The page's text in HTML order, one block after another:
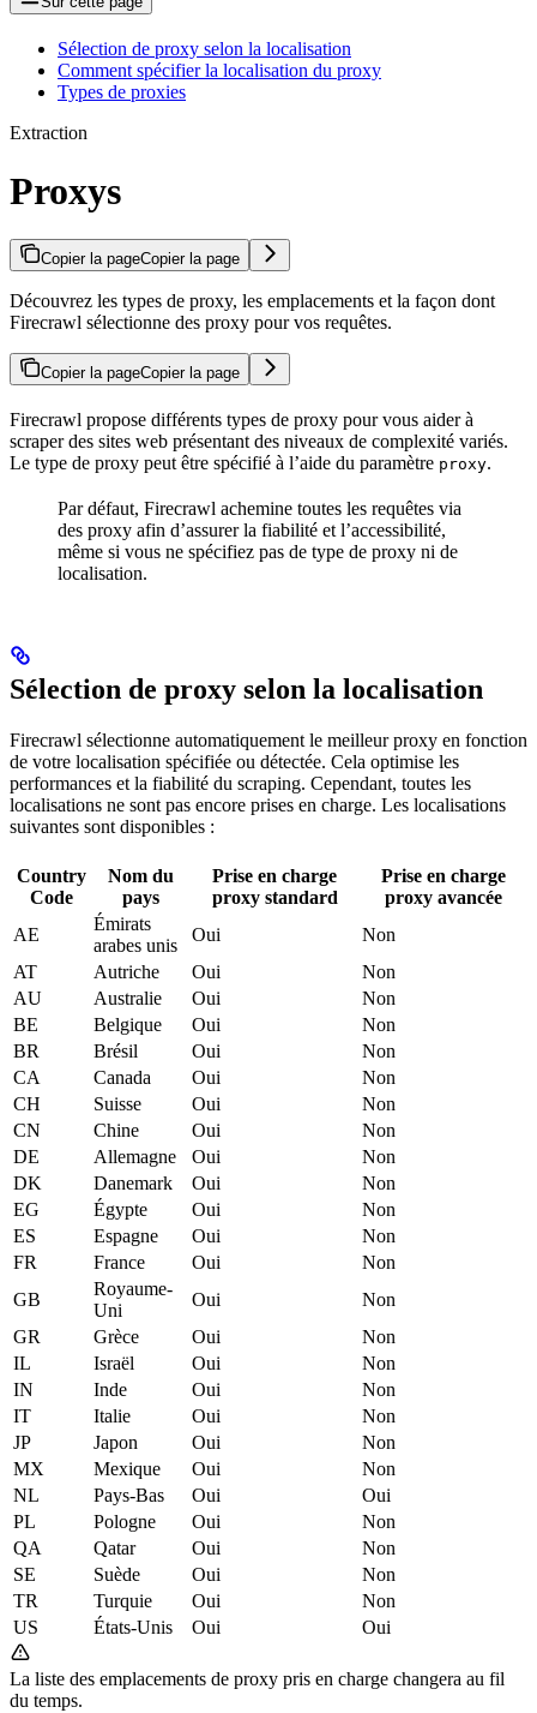
Sélection de proxy selon la localisation
Comment spécifier la localisation du proxy
Types de proxies
Extraction
Proxys
Copier la pageCopier la page
Découvrez les types de proxy, les emplacements et la façon dont
Firecrawl sélectionne des proxy pour vos requêtes.
Copier la pageCopier la page
Firecrawl propose différents types de proxy pour vous aider à
scraper des sites web présentant des niveaux de complexité variés.
Le type de proxy peut être spécifié à l’aide du paramètre proxy.
Par défaut, Firecrawl achemine toutes les requêtes via
des proxy afin d’assurer la fiabilité et l’accessibilité,
même si vous ne spécifiez pas de type de proxy ni de
localisation.
Sélection de proxy selon la localisation
Firecrawl sélectionne automatiquement le meilleur proxy en fonction
de votre localisation spécifiée ou détectée. Cela optimise les
performances et la fiabilité du scraping. Cependant, toutes les
localisations ne sont pas encore prises en charge. Les localisations
suivantes sont disponibles :
Country
Code
Nom du
pays
Prise en charge
proxy standard
Prise en charge
proxy avancée
AE
Émirats
arabes unis
Oui
Non
AT
Autriche Oui
Non
AU
Australie Oui
Non
BE
Belgique Oui
Non
BR
Brésil Oui
Non
CA
Canada Oui
Non
CH
Suisse Oui
Non
CN
Chine Oui
Non
DE
Allemagne Oui
Non
DK
Danemark Oui
Non
EG
Égypte Oui
Non
ES
Espagne Oui
Non
FR
France Oui
Non
GB
Royaume-
Uni
Oui
Non
GR
Grèce Oui
Non
IL
Israël Oui
Non
IN
Inde Oui
Non
IT
Italie Oui
Non
JP
Japon Oui
Non
MX
Mexique Oui
Non
NL
Pays-Bas Oui
Oui
PL
Pologne Oui
Non
QA
Qatar Oui
Non
SE
Suède Oui
Non
TR
Turquie Oui
Non
US
États-Unis Oui Oui
La liste des emplacements de proxy pris en charge changera au fil
du temps.